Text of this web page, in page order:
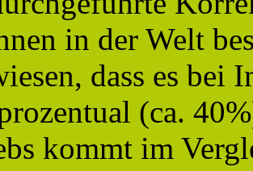
in der Welt
dass es bei
(ca.
kommt im